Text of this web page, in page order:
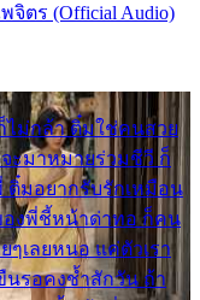
จิตร (Official Audio)
ไม่กล้า ติ๋มใช่คนสวย
ะมาหมายร่วมชีวี ก็
ติ๋มอยากรับรักเหมือน
งพี่ชี้หน้าด่าทอ ก็คน
เลยหนอ แค่ตัวเรา
รอคงช้ำสักวัน ถ้า